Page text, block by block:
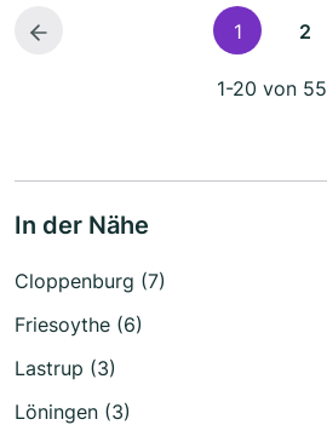
1 2
1-20 von 55
In der Nähe
Cloppenburg (7)
Friesoythe (6)
Lastrup (3)
Löningen (3)